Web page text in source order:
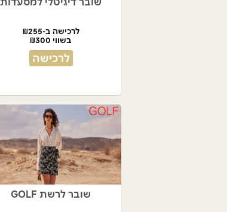
לרכישה ב-₪255
בשווי ₪300
לרכישה
שובר לרשת GOLF